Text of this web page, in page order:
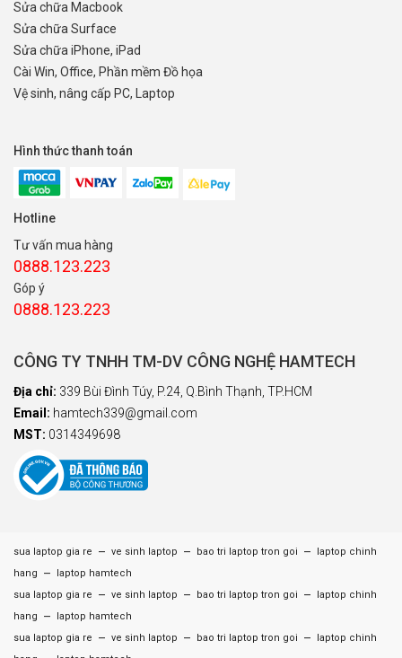
Sửa chữa Macbook
Sửa chữa Surface
Sửa chữa iPhone, iPad
Cài Win, Office, Phần mềm Đồ họa
Vệ sinh, nâng cấp PC, Laptop
Hình thức thanh toán
Hotline
Tư vấn mua hàng
0888.123.223
Góp ý
0888.123.223
CÔNG TY TNHH TM-DV CÔNG NGHỆ HAMTECH
Địa chỉ: 339 Bùi Đình Túy, P.24, Q.Bình Thạnh, TP.HCM
Email: hamtech339@gmail.com
MST: 0314349698
sua laptop gia re – ve sinh laptop – bao tri laptop tron goi –
laptop chinh
hang
–
laptop hamtech
sua laptop gia re
– ve sinh laptop – bao tri laptop tron goi –
laptop chinh
hang
–
laptop hamtech
sua laptop gia re
– ve sinh laptop – bao tri laptop tron goi –
laptop chinh